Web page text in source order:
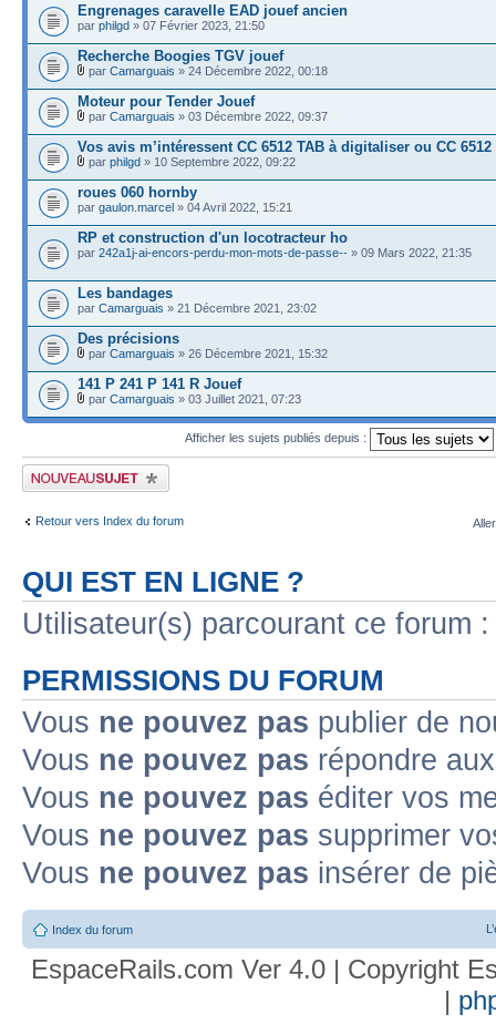
Engrenages caravelle EAD jouef ancien
par philgd » 07 Février 2023, 21:50
Recherche Boogies TGV jouef
par Camarguais » 24 Décembre 2022, 00:18
Moteur pour Tender Jouef
par Camarguais » 03 Décembre 2022, 09:37
Vos avis m’intéressent CC 6512 TAB à digitaliser ou CC 6512
par philgd » 10 Septembre 2022, 09:22
roues 060 hornby
par gaulon.marcel » 04 Avril 2022, 15:21
RP et construction d'un locotracteur ho
par 242a1j-ai-encors-perdu-mon-mots-de-passe-- » 09 Mars 2022, 21:35
Les bandages
par Camarguais » 21 Décembre 2021, 23:02
Des précisions
par Camarguais » 26 Décembre 2021, 15:32
141 P 241 P 141 R Jouef
par Camarguais » 03 Juillet 2021, 07:23
Afficher les sujets publiés depuis :
Publier un nouveau sujet
Retour vers Index du forum
QUI EST EN LIGNE ?
Utilisateur(s) parcourant ce forum
PERMISSIONS DU FORUM
Vous ne pouvez pas publier de
Vous ne pouvez pas répondre
Vous ne pouvez pas éditer vos
Vous ne pouvez pas supprimer
Vous ne pouvez pas insérer de
Index du forum
EspaceRails.com Ver 4.0 | Copyright
|